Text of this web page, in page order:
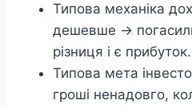
Типова механіка
дешевше →
різниця і є прибуток.
Типова мета
гроші ненадовго,